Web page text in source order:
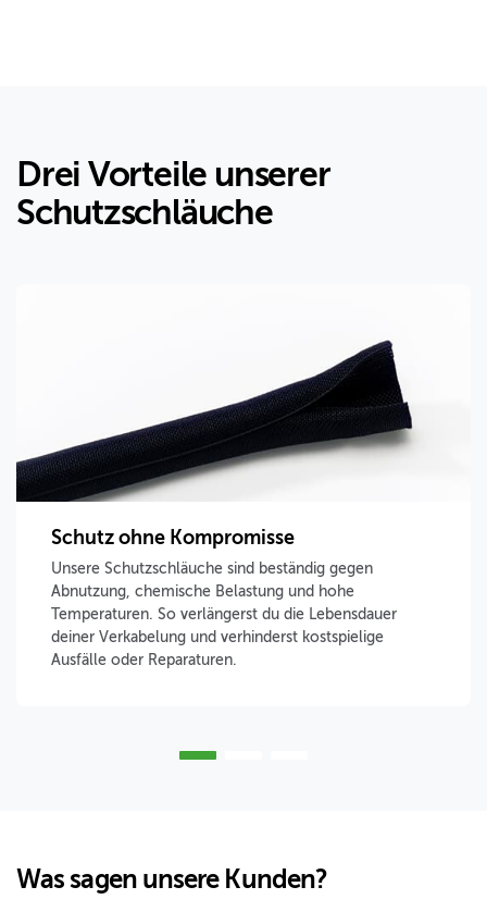
Drei Vorteile unserer
Schutzschläuche
Schutz ohne Kompromisse
Unsere Schutzschläuche sind beständig gegen
Abnutzung, chemische Belastung und hohe
Temperaturen. So verlängerst du die Lebensdauer
deiner Verkabelung und verhinderst kostspielige
Ausfälle oder Reparaturen.
Was sagen unsere Kunden?